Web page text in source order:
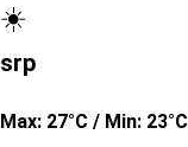
☀️
srp
Max: 27°C / Min: 23°C